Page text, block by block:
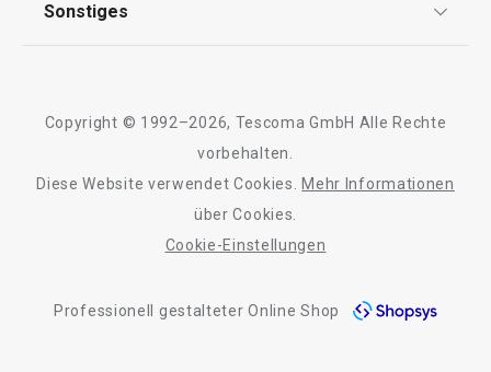
Kontaktformular
Qualität
Sonstiges
Barrierefreiheit
Copyright © 1992–2026, Tescoma GmbH Alle Rechte
vorbehalten.
Diese Website verwendet Cookies.
Mehr Informationen
über Cookies.
Cookie-Einstellungen
Professionell gestalteter Online Shop